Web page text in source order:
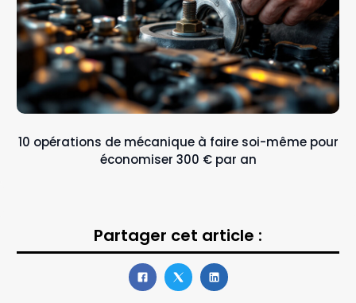
10 opérations de mécanique à faire soi-même pour
économiser 300 € par an
Partager cet article :